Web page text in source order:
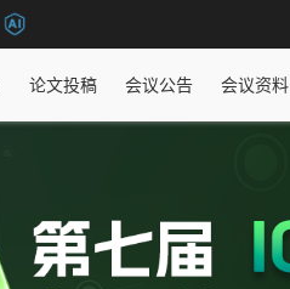
论文投稿 会议公告 会议资料